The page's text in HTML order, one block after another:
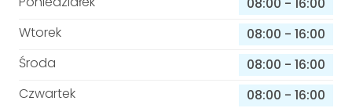
Wtorek
08:00 - 16:00
Środa
08:00 - 16:00
Czwartek
08:00 - 16:00